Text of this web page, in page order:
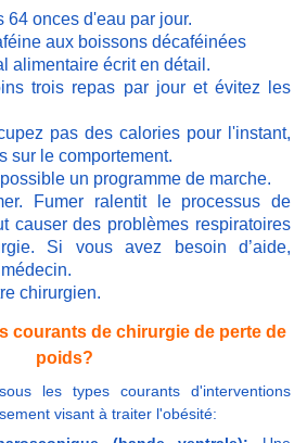
64 onces d'eau par jour.
aux boissons décaféinées
alimentaire écrit en détail.
trois repas par jour et évitez les
pas des calories pour l'instant,
sur le comportement.
un programme de marche.
Fumer ralentit le processus de
causer des problèmes respiratoires
Si vous avez besoin d’aide,
chirurgien.
courants de chirurgie de perte de
poids?
les types courants d'interventions
visant à traiter l'obésité: